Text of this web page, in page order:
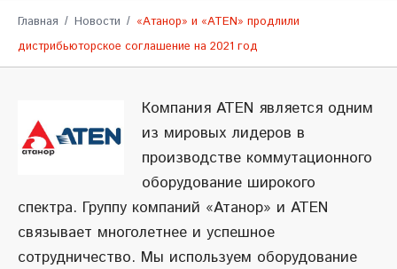
Главная Новости
«Атанор» и «ATEN» продлили
дистрибьюторское соглашение на 2021 год
Компания ATEN является одним
из мировых лидеров в
производстве коммутационного
оборудование широкого
спектра. Группу компаний «Атанор» и ATEN
связывает многолетнее и успешное
сотрудничество. Мы используем оборудование